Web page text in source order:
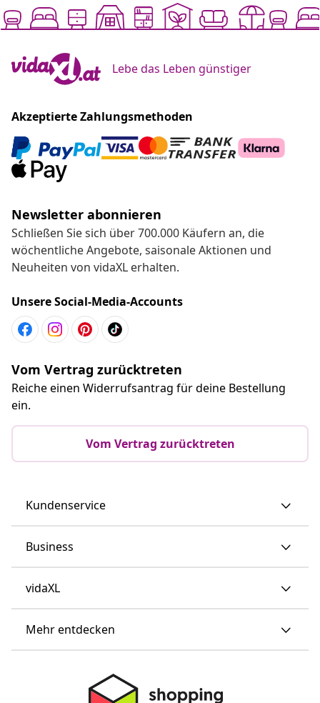
Lebe das Leben günstiger
Akzeptierte Zahlungsmethoden
Newsletter abonnieren
Schließen Sie sich über 700.000 Käufern an, die
wöchentliche Angebote, saisonale Aktionen und
Neuheiten von vidaXL erhalten.
Unsere Social-Media-Accounts
Vom Vertrag zurücktreten
Reiche einen Widerrufsantrag für deine Bestellung
ein.
Vom Vertrag zurücktreten
Kundenservice
Business
vidaXL
Mehr entdecken